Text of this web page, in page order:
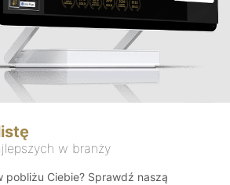
w branży
pobliżu Ciebie? Sprawdź naszą